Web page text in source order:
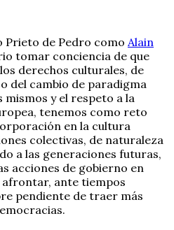
de Pedro como Alain
tomar conciencia de que
derechos culturales, de
del cambio de paradigma
y el respeto a la
tenemos como reto
en la cultura
colectivas, de naturaleza
a las generaciones futuras,
acciones de gobierno en
ante tiempos
pendiente de traer más